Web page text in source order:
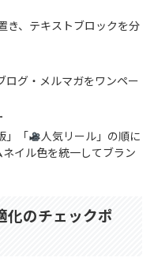
き、テキストブロックを分
ログ・メルマガをワンペー
」「
人気リール」の順に
イル色を統一してブラン
化のチェックポ